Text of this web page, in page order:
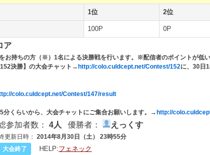
1位 2位
100P 0P
ア
お持ちの方（※）1名による決勝戦を行います。※配信者のポイントが低
決勝】の大会チャット→ http://colo.culdcept.net/Contest/152に、30日
colo.culdcept.net/Contest/147/result
くらいから、大会チャットにご集合お願いします。→ http://
加者数： 4人 優勝者： えっくす
更新日時： 2014年8月30日（土） 23時55分
大会終了 HELP:フェネック